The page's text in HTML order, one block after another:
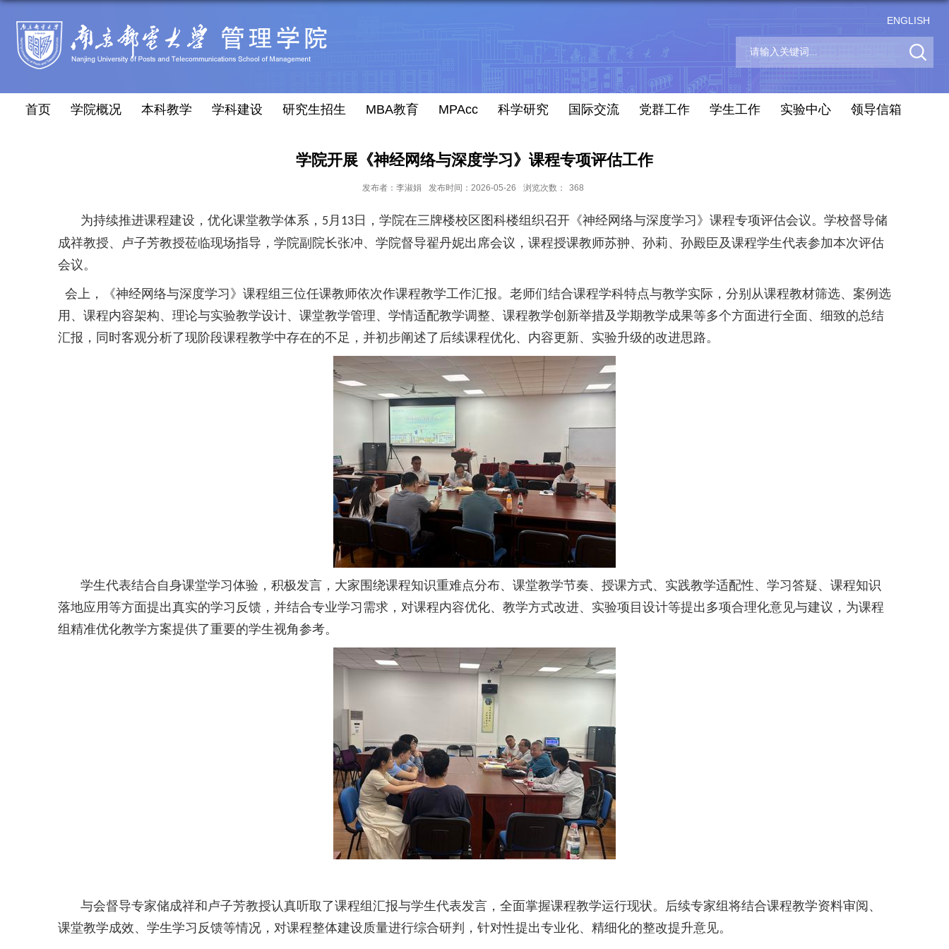
ENGLISH
首页 学院概况 本科教学 学科建设 研究生招生 MBA教育 MPAcc 科学研究 国际交流 党群工作 学生工作 实验中心 领导信箱
学院开展《神经网络与深度学习》课程专项评估工作
发布者：李淑娟 发布时间：2026-05-26 浏览次数： 368
为持续推进课程建设，优化课堂教学体系， 5 月 13 日，学院在三牌楼校区图科楼组织召开《神经网络与深度学习》课程专项评估会议。学校督导储
成祥教授、卢子芳教授莅临现场指导，学院副院长张冲、学院督导翟丹妮出席会议，课程授课教师苏翀、孙莉、孙殿臣及课程学生代表参加本次评估
会议。
会上，《神经网络与深度学习》课程组三位任课教师依次作课程教学工作汇报。老师们结合课程学科特点与教学实际，分别从课程教材筛选、案例选
用、课程内容架构、理论与实验教学设计、课堂教学管理、学情适配教学调整、课程教学创新举措及学期教学成果等多个方面进行全面、细致的总结
汇报，同时客观分析了现阶段课程教学中存在的不足，并初步阐述了后续课程优化、内容更新、实验升级的改进思路。
学生代表结合自身课堂学习体验，积极发言，大家围绕课程知识重难点分布、课堂教学节奏、授课方式、实践教学适配性、学习答疑、课程知识
落地应用等方面提出真实的学习反馈，并结合专业学习需求，对课程内容优化、教学方式改进、实验项目设计等提出多项合理化意见与建议，为课程
组精准优化教学方案提供了重要的学生视角参考。
与会督导专家储成祥和卢子芳教授认真听取了课程组汇报与学生代表发言，全面掌握课程教学运行现状。后续专家组将结合课程教学资料审阅、
课堂教学成效、学生学习反馈等情况，对课程整体建设质量进行综合研判，针对性提出专业化、精细化的整改提升意见。